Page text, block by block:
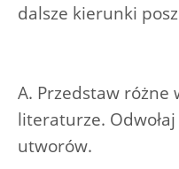
dalsze kierunki
A. Przedstaw
literaturze.
utworów.